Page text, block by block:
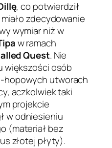
, co potwierdził
zdecydowanie
wymiar niż w
w ramach
Quest. Nie
większości osób
hopowych utworach
aczkolwiek taki
projekcie
w odniesieniu
(materiał bez
złotej płyty).